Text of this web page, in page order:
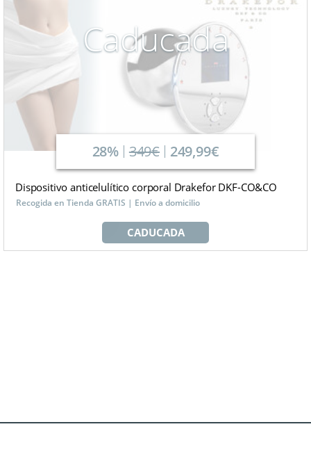
Caducada
28% 349€ 249,99€
Dispositivo anticelulítico corporal Drakefor DKF-CO&CO
Recogida en Tienda GRATIS | Envío a domicilio
CADUCADA